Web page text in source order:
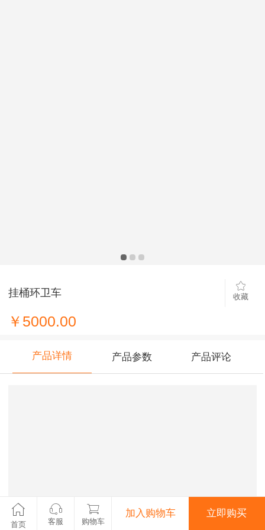
挂桶环卫车 收藏
￥5000.00
产品详情 产品参数 产品评论
首页 客服 购物车
加入购物车 立即购买